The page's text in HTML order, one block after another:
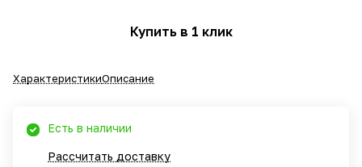
Купить в 1 клик
ХарактеристикиОписание
Есть в наличии
Рассчитать доставку